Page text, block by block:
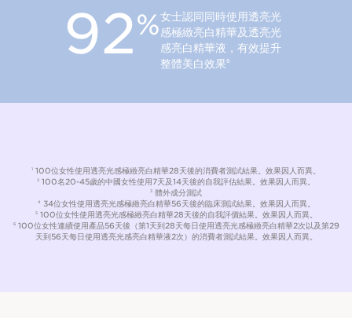
92%女士認同同時使用透亮光
感極緻亮白精華及透亮光
感亮白精華液，有效提升
整體美白效果6
1 100位女性使用透亮光感極緻亮白精華28天後的消費者測試結果。效果因⁠人⁠而⁠異。
2 100名20-45歲的中國女性使用7天及14天後的自我評估結果。效果因人而異。
3 體外成分測試
4 34位女性使用透亮光感極緻亮白精華56天後的臨床測試結果。效果因人而異。
5100位女性使用透亮光感極緻亮白精華28天後的自我評價結果。效果因人而異。
6100位女性連續使用產品56天後（第1天到28天每日使用透亮光感極緻亮白精華2次以及第29
天到56天每日使用透亮光感亮白精華液2次）的消費者測試結果。效果因人而異。